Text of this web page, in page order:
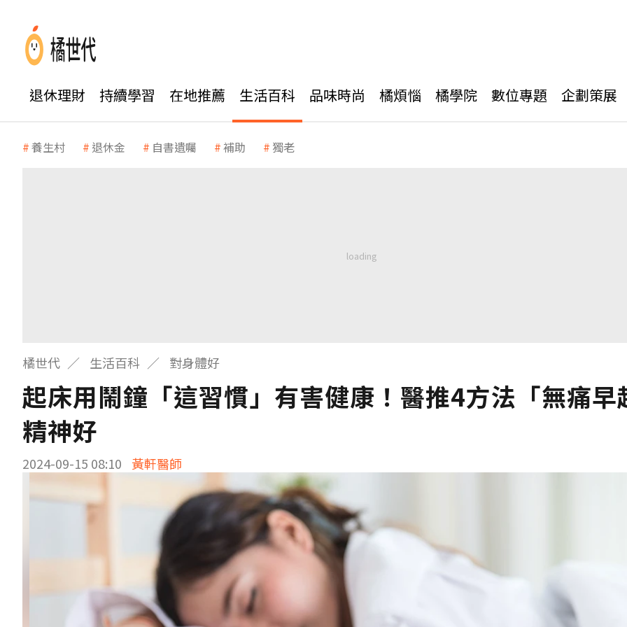
退休理財 持續學習 在地推薦 生活百科 品味時尚 橘煩惱 橘學院 數位專題 企劃策展
養生村 退休金 自書遺囑 補助 獨老
橘世代 生活百科 對身體好
起床用鬧鐘「這習慣」有害健康！醫推4方法「無痛早
精神好
2024-09-15 08:10 黃軒醫師